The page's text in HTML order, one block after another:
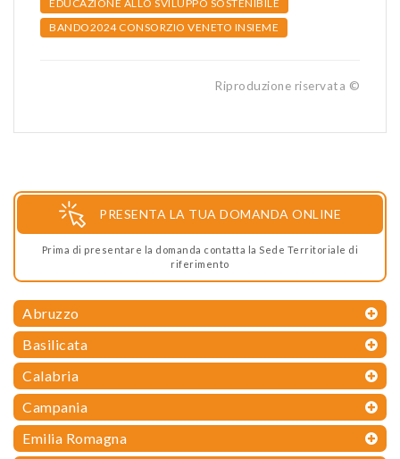
EDUCAZIONE ALLO SVILUPPO SOSTENIBILE
BANDO2024 CONSORZIO VENETO INSIEME
Riproduzione riservata ©
PRESENTA LA TUA DOMANDA ONLINE
Prima di presentare la domanda contatta la Sede Territoriale di
riferimento
Abruzzo
Basilicata
Calabria
Campania
Emilia Romagna